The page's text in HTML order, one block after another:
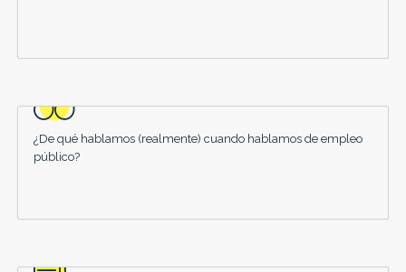
¿De qué hablamos (realmente) cuando hablamos de empleo
público?